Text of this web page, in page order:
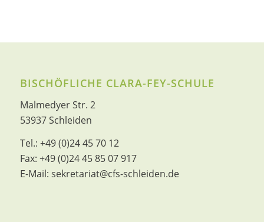
BISCHÖFLICHE CLARA-FEY-SCHULE
Malmedyer Str. 2
53937 Schleiden
Tel.: +49 (0)24 45 70 12
Fax: +49 (0)24 45 85 07 917
E-Mail: sekretariat@cfs-schleiden.de